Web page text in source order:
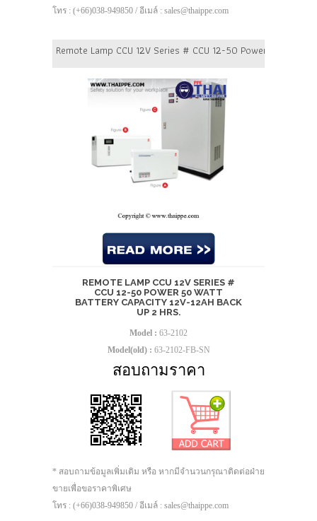
โทร : (+66)038-949850 / อีเมล์ : sales@thaippe.com
Remote Lamp CCU 12V Series # CCU 12-50 Power 50 Watt
REMOTE LAMP CCU 12V SERIES #
CCU 12-50 POWER 50 WATT
BATTERY CAPACITY 12V-12AH BACK
UP 2 HRS.
Model : 63-2102
Model(old) : 63-2102-FB-SN
สอบถามราคา
* สอบถามข้อมูลเพิ่มเติม หรือ หากมีจำนวนกรุณาติดต่อฝ่าย
ขายเพื่อขอราคาพิเศษ
โทร : (+66)038-949850 / อีเมล์ : sales@thaippe.com